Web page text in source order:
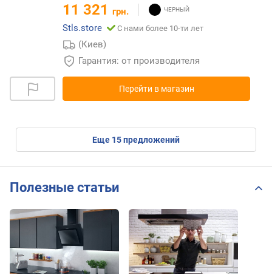
11 321 грн.
Stls.store
С нами более 10-ти лет
(Киев)
Гарантия: от производителя
Перейти в магазин
eще 15предложений
Полезные статьи